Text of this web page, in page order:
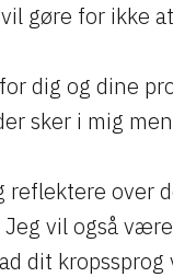
gøre for ikke
dig og dine
sker i mig
reflektere over
vil også
dit